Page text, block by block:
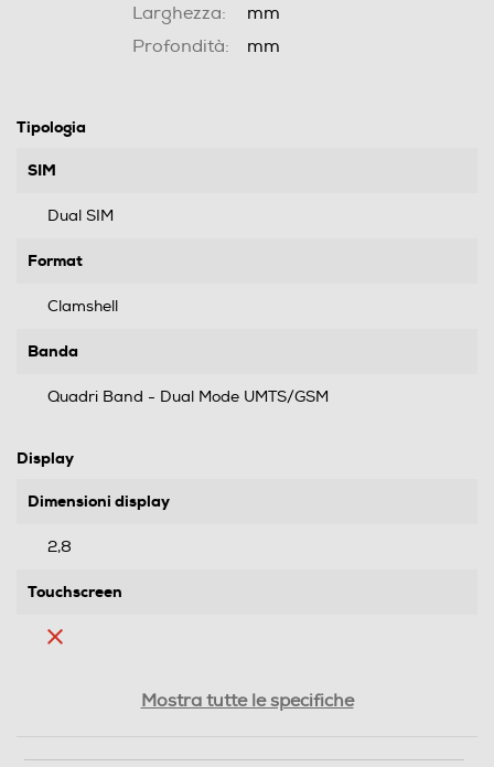
Larghezza:
mm
Profondità:
mm
Tipologia
SIM
Dual SIM
Format
Clamshell
Banda
Quadri Band - Dual Mode UMTS/GSM
Display
Dimensioni display
2,8
Touchscreen
Mostra tutte le specifiche